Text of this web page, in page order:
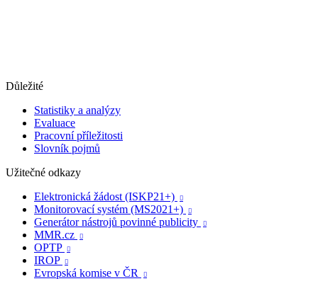
Důležité
Statistiky a analýzy
Evaluace
Pracovní příležitosti
Slovník pojmů
Užitečné odkazy
Elektronická žádost (ISKP21+)

Monitorovací systém (MS2021+) 
Generátor nástrojů povinné publicity 
MMR.cz 
OPTP 
IROP 
Evropská komise v ČR 